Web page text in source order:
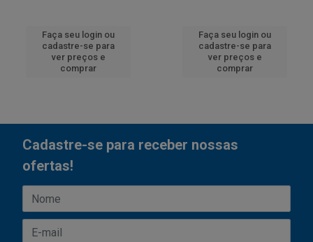
Faça seu login ou
cadastre-se para
ver preços e
comprar
Faça seu login ou
cadastre-se para
ver preços e
comprar
Cadastre-se para receber nossas
ofertas!